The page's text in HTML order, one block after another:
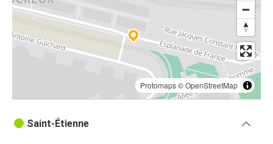
Protomaps©OpenStreetMap
Saint-Étienne